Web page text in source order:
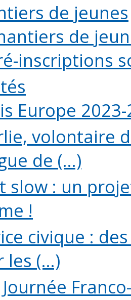
de jeunes
de
inscriptions
Europe
volontaire
de (...)
slow : un
!
civique :
les (...)